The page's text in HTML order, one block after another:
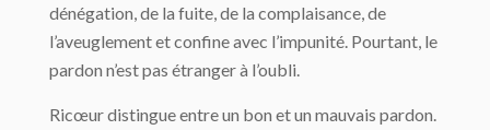
dénégation, de la fuite, de la complaisance, de
l’aveuglement et confine avec l’impunité. Pourtant, le
pardon n’est pas étranger à l’oubli.
Ricœur distingue entre un bon et un mauvais pardon.